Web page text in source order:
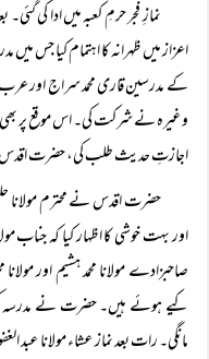
نمازِ فجر حرمِ کعبہ میں ادا کی
اعزاز میں ظہرانہ کا اہتمام کیا جس میں
کے مدرسین قاری محمد سراج اور عرب
وغیرہ نے شرکت کی۔ اس موقع پر
اجازتِ حدیث طلب کی، حضرت اقدس
حضرت اقدس نے محترم مولانا
اور بہت خوشی کا اظہار کیا کہ جناب
صاحبزادے مولانا محمد ہشیم اور
کیے ہوئے ہیں۔ حضرت نے مدرسہ
مانگی۔ رات بعد نماز عشاء مولانا عبد